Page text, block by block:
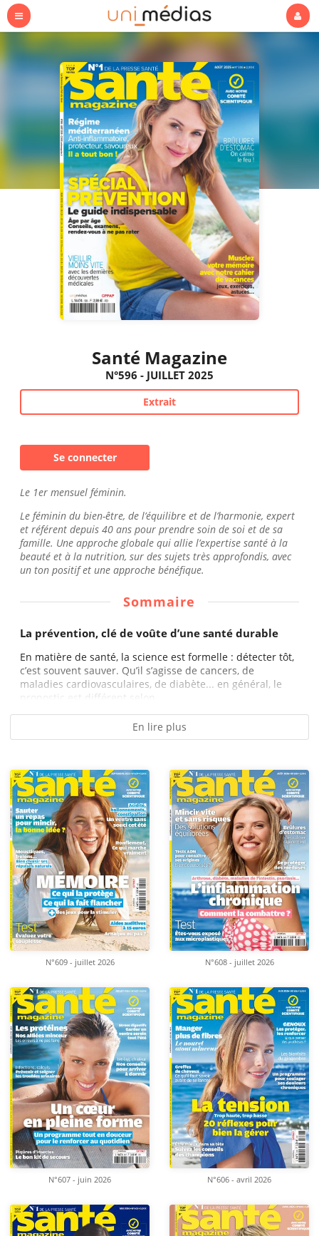
Santé Magazine
N°596 - JUILLET 2025
Extrait
Se connecter
Le 1er mensuel féminin.
Le féminin du bien-être, de l’équilibre et de l’harmonie, expert
et référent depuis 40 ans pour prendre soin de soi et de sa
famille. Une approche globale qui allie l’expertise santé à la
beauté et à la nutrition, sur des sujets très approfondis, avec
un ton positif et une approche bénéfique.
Sommaire
La prévention, clé de voûte d’une santé durable
En matière de santé, la science est formelle : détecter tôt,
c’est souvent sauver. Qu’il s’agisse de cancers, de
maladies cardiovasculaires, de diabète... en général, le
pronostic est différent selon...
En lire plus
N°609 - juillet 2026 N°608 - juillet 2026
N°607 - juin 2026 N°606 - avril 2026